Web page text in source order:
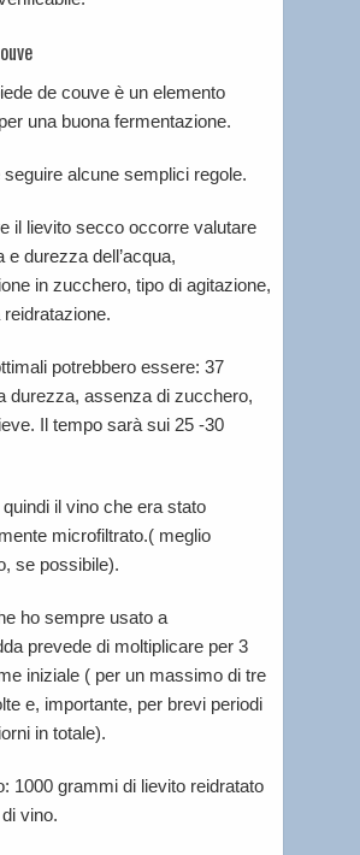
de couve è un elemento
una buona fermentazione.
alcune semplici regole.
il lievito secco occorre valutare
e durezza dell’acqua,
in zucchero, tipo di agitazione,
potrebbero essere: 37
durezza, assenza di zucchero,
Il tempo sarà sui 25 -30
il vino che era stato
microfiltrato.( meglio
se possibile).
ho sempre usato a
prevede di moltiplicare per 3
iniziale ( per un massimo di tre
e, importante, per brevi periodi
in totale).
1000 grammi di lievito reidratato
vino.